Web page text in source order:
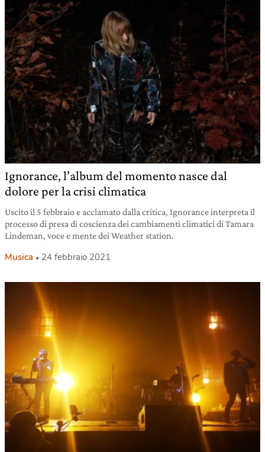
Ignorance, l’album del momento nasce dal
dolore per la crisi climatica
Uscito il 5 febbraio e acclamato dalla critica, Ignorance interpreta il
processo di presa di coscienza dei cambiamenti climatici di Tamara
Lindeman, voce e mente dei Weather station.
Musica 24 febbraio 2021